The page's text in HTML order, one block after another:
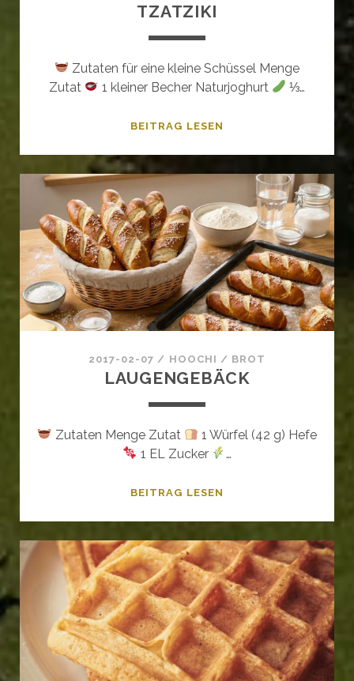
TZATZIKI
Zutaten für eine kleine Schüssel Menge
Zutat
1 kleiner Becher Naturjoghurt ⅓…
BEITRAG LESEN
2017-02-07 / HOOCHI / BROT
LAUGENGEBÄCK
Zutaten Menge Zutat
1 Würfel (42 g) Hefe
1 EL Zucker
…
BEITRAG LESEN